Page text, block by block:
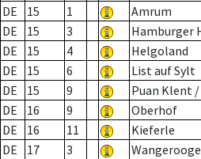
DE
15 1 Amrum
DE
15 3 Hamburger
DE
15 4 Helgoland
DE
15 6 List auf Sylt
DE
15 9 Puan Klent
DE
16 9 Oberhof
DE
16 11 Kieferle
DE
17 3 Wangerooge